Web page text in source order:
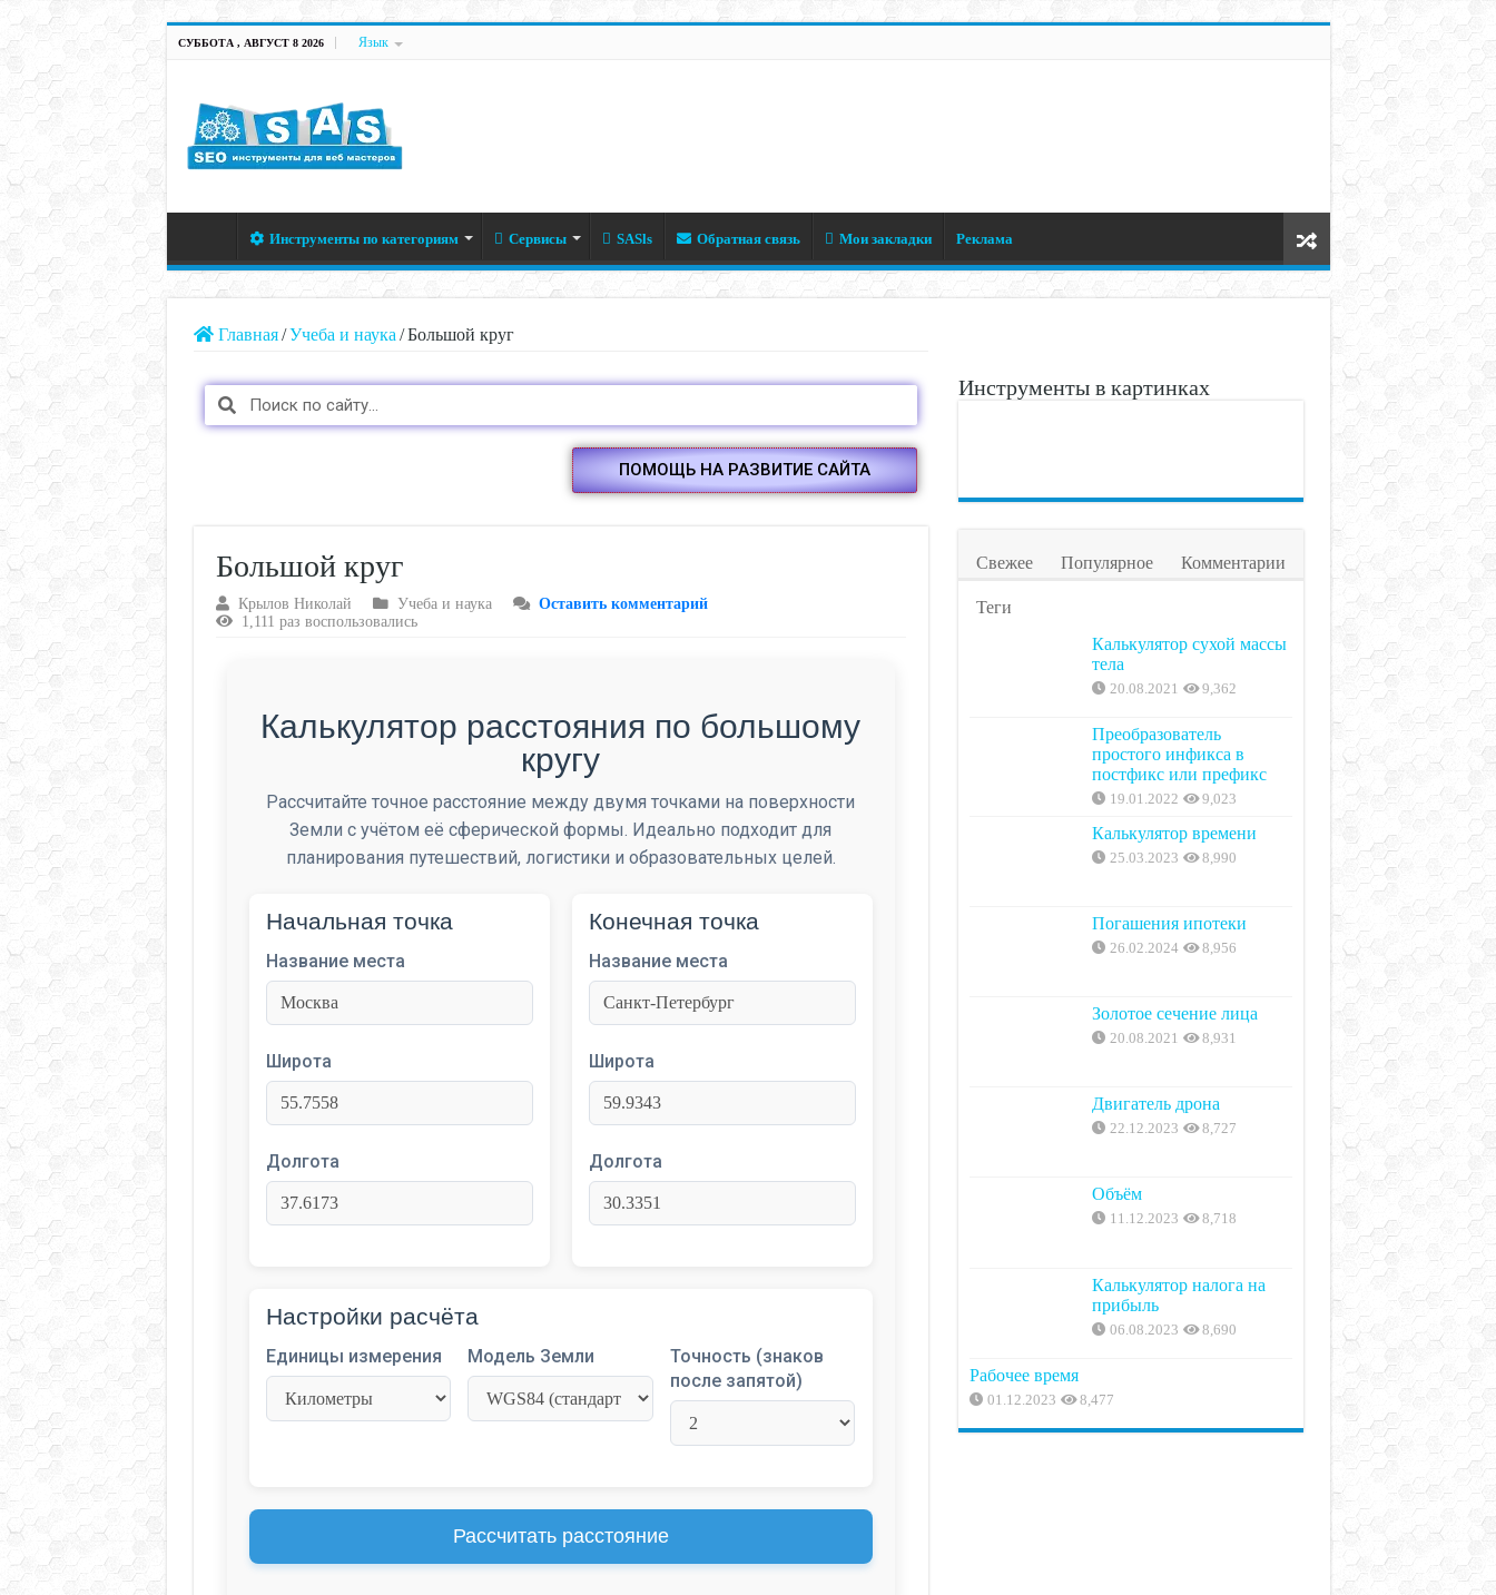
СУББОТА , АВГУСТ 8 2026 Язык
Инструменты по категориям Сервисы SASls Обратная связь Мои закладки Реклама
Главная / Учеба и наука / Большой круг
ПОМОЩЬ НА РАЗВИТИЕ САЙТА
Большой круг
Крылов Николай Учеба и наука
Оставить комментарий
1,111 раз воспользовались
Калькулятор расстояния по большому
кругу
Рассчитайте точное расстояние между двумя точками на поверхности
Земли с учётом её сферической формы. Идеально подходит для
планирования путешествий, логистики и образовательных целей.
Начальная точка
Название места
Широта
Долгота
Конечная точка
Название места
Широта
Долгота
Настройки расчёта
Единицы измерения Модель Земли
Точность (знаков
после запятой)
Рассчитать расстояние
Инструменты в картинках
Свежее Популярное Комментарии
Теги
Калькулятор сухой массы
тела
20.08.2021 9,362
Преобразователь
простого инфикса в
постфикс или префикс
19.01.2022 9,023
Калькулятор времени
25.03.2023 8,990
Погашения ипотеки
26.02.2024 8,956
Золотое сечение лица
20.08.2021 8,931
Двигатель дрона
22.12.2023 8,727
Объём
11.12.2023 8,718
Калькулятор налога на
прибыль
06.08.2023 8,690
Рабочее время
01.12.2023 8,477